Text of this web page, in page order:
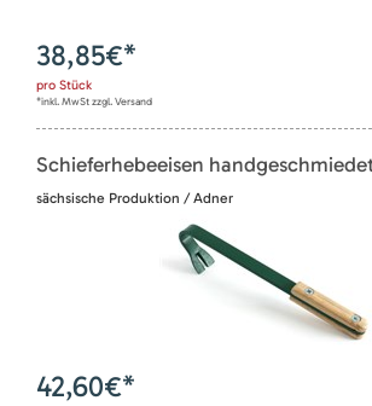
38,85€*
pro Stück
*inkl. MwSt zzgl. Versand
Schieferhebeeisen
sächsische Produktion / Adner
42,60€*